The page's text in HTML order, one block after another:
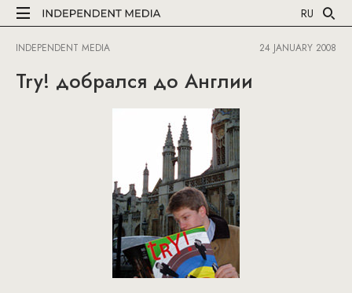
RU
INDEPENDENT MEDIA 24 JANUARY 2008
Try! добрался до Англии